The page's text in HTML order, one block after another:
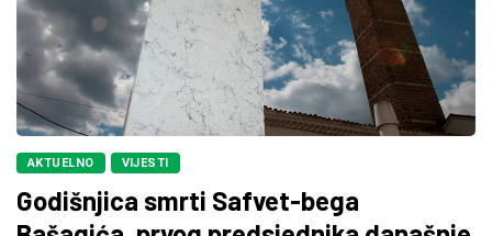
AKTUELNO VIJESTI
Godišnjica smrti Safvet-bega